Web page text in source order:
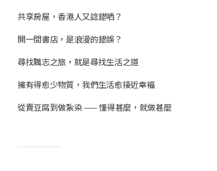
共享房屋，香港人又諗錯哂？
開一間書店，是浪漫的錯誤？
尋找職志之旅，就是尋找生活之道
擁有得愈少物質，我們生活愈接近幸褔
從賣豆腐到做紮染 —— 懂得甚麼，就做甚麼